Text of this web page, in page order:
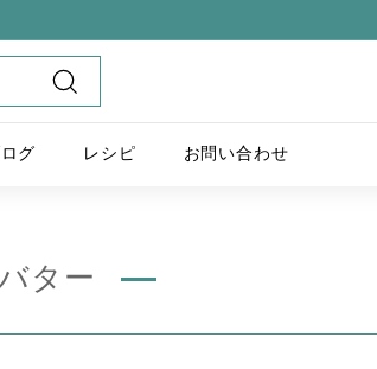
グ レシピ お問い合わせ
ター